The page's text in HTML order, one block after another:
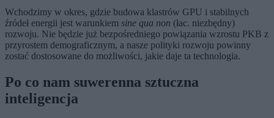
Wchodzimy w okres, gdzie budowa klastrów GPU i stabilnych
źródeł energii jest warunkiem sine qua non (łac. niezbędny)
rozwoju. Nie będzie już bezpośredniego powiązania wzrostu PKB z
przyrostem demograficznym, a nasze polityki rozwoju powinny
zostać dostosowane do możliwości, jakie daje ta technologia.
Po co nam suwerenna sztuczna
inteligencja